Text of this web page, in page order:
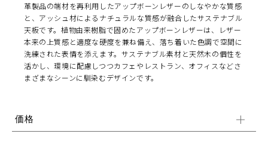
革製品の端材を再利用したアップボーンレザーのしなやかな質感
と、アッシュ材によるナチュラルな質感が融合したサステナブル
天板です。植物由来樹脂で固めたアップボーンレザーは、レザー
本来の上質感と適度な硬度を兼ね備え、落ち着いた色調で空間に
洗練された表情を添えます。サステナブル素材と天然木の個性を
活かし、環境に配慮しつつカフェやレストラン、オフィスなどさ
まざまなシーンに馴染むデザインです。
価格